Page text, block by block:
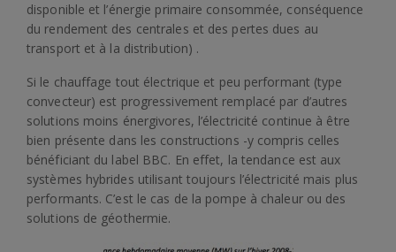
disponible et l’énergie primaire consommée, conséquence
du rendement des centrales et des pertes dues au
transport et à la distribution) .
Si le chauffage tout électrique et peu performant (type
convecteur) est progressivement remplacé par d’autres
solutions moins énergivores, l’électricité continue à être
bien présente dans les constructions -y compris celles
bénéficiant du label BBC. En effet, la tendance est aux
systèmes hybrides utilisant toujours l’électricité mais plus
performants. C’est le cas de la pompe à chaleur ou des
solutions de géothermie.